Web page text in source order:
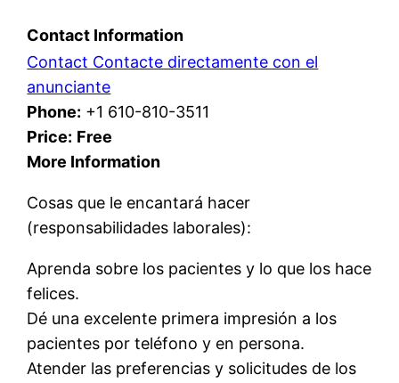
Contact Information
Contact Contacte directamente con el
anunciante
Phone: +1 610-810-3511
Price: Free
More Information
Cosas que le encantará hacer
(responsabilidades laborales):
Aprenda sobre los pacientes y lo que los hace
felices.
Dé una excelente primera impresión a los
pacientes por teléfono y en persona.
Atender las preferencias y solicitudes de los